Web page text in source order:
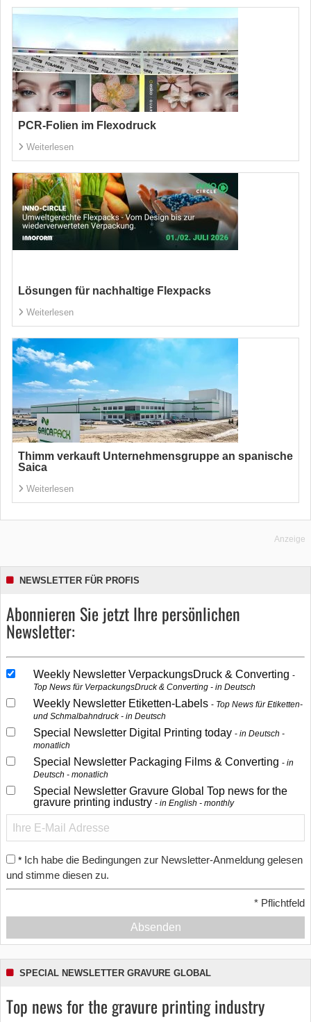
PCR-Folien im Flexodruck
Weiterlesen
Lösungen für nachhaltige Flexpacks
Weiterlesen
Thimm verkauft Unternehmensgruppe an spanische
Saica
Weiterlesen
Anzeige
NEWSLETTER FÜR PROFIS
Abonnieren Sie jetzt Ihre persönlichen
Newsletter:
Weekly Newsletter VerpackungsDruck & Converting
Top News für VerpackungsDruck & Converting - in Deutsch
Weekly Newsletter Etiketten-Labels
Top News für Etiketten-
und Schmalbahndruck - in Deutsch
Special Newsletter Digital Printing today
in Deutsch -
monatlich
Special Newsletter Packaging Films & Converting
in
Deutsch - monatlich
Special Newsletter Gravure Global Top news for the
gravure printing industry
in English - monthly
* Ich habe die Bedingungen zur Newsletter-Anmeldung gelesen
und stimme diesen zu.
* Pflichtfeld
Absenden
SPECIAL NEWSLETTER GRAVURE GLOBAL
Top news for the gravure printing industry